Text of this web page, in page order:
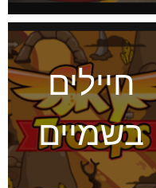
חיילים
בשמיים